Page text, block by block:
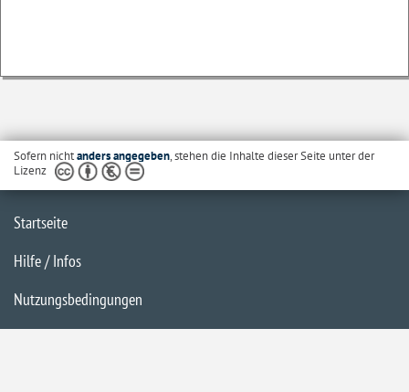
Sofern nichtanders angegeben, stehen die Inhalte dieser Seite unter der
Lizenz
Startseite
Hilfe / Infos
Nutzungsbedingungen